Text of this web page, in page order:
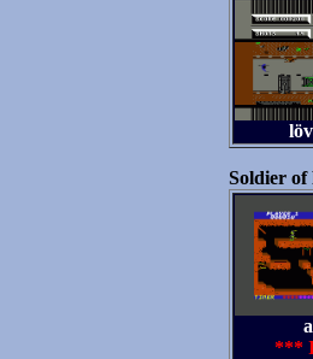
Soldier of
***